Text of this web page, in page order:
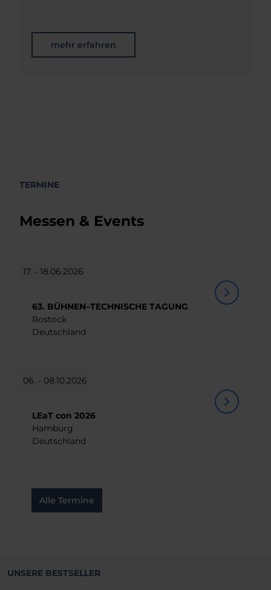
mehr erfahren
TERMINE
Messen & Events
17. - 18.06.2026
63. BÜHNEN–TECHNISCHE TAGUNG
Rostock
Deutschland
06. - 08.10.2026
LEaT con 2026
Hamburg
Deutschland
Alle Termine
UNSERE BESTSELLER